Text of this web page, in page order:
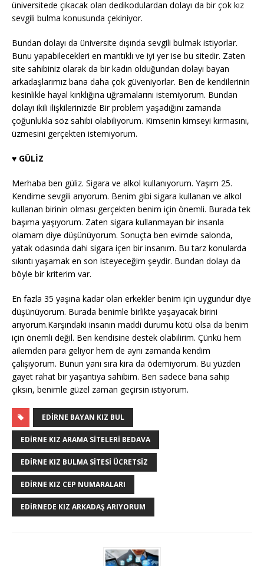
üniversitede çıkacak olan dedikodulardan dolayı da bir çok kız
sevgili bulma konusunda çekiniyor.
Bundan dolayı da üniversite dışında sevgili bulmak istiyorlar.
Bunu yapabilecekleri en mantıklı ve iyi yer ise bu sitedir. Zaten
site sahibiniz olarak da bir kadın olduğundan dolayı bayan
arkadaşlarımız bana daha çok güveniyorlar. Ben de kendilerinin
kesinlikle hayal kırıklığına uğramalarını istemiyorum. Bundan
dolayı ikili ilişkilerinizde Bir problem yaşadığını zamanda
çoğunlukla söz sahibi olabiliyorum. Kimsenin kimseyi kırmasını,
üzmesini gerçekten istemiyorum.
♥️ GÜLİZ
Merhaba ben güliz. Sigara ve alkol kullanıyorum. Yaşım 25.
Kendime sevgili arıyorum. Benim gibi sigara kullanan ve alkol
kullanan birinin olması gerçekten benim için önemli. Burada tek
başıma yaşıyorum. Zaten sigara kullanmayan bir insanla
olamam diye düşünüyorum. Sonuçta ben evimde salonda,
yatak odasında dahi sigara içen bir insanım. Bu tarz konularda
sıkıntı yaşamak en son isteyeceğim şeydir. Bundan dolayı da
böyle bir kriterim var.
En fazla 35 yaşına kadar olan erkekler benim için uygundur diye
düşünüyorum. Burada benimle birlikte yaşayacak birini
arıyorum.Karşındaki insanın maddi durumu kötü olsa da benim
için önemli değil. Ben kendisine destek olabilirim. Çünkü hem
ailemden para geliyor hem de aynı zamanda kendim
çalışıyorum. Bunun yanı sıra kira da ödemiyorum. Bu yüzden
gayet rahat bir yaşantıya sahibim. Ben sadece bana sahip
çıksın, benimle güzel zaman geçirsin istiyorum.
EDIRNE BAYAN KIZ BUL
EDIRNE KIZ ARAMA SITELERI BEDAVA
EDIRNE KIZ BULMA SITESI ÜCRETSIZ
EDIRNE KIZ CEP NUMARALARI
EDIRNEDE KIZ ARKADAŞ ARIYORUM